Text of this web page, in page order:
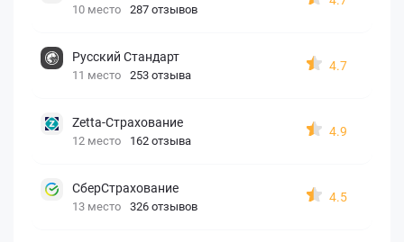
10 место 287 отзывов
Русский Стандарт
11 место 253 отзыва
4.7
Zetta-Страхование
12 место 162 отзыва
4.9
СберСтрахование
13 место 326 отзывов
4.5